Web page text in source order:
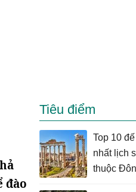
đào
Tiêu điểm
Top 10
nhất lịch
thuộc